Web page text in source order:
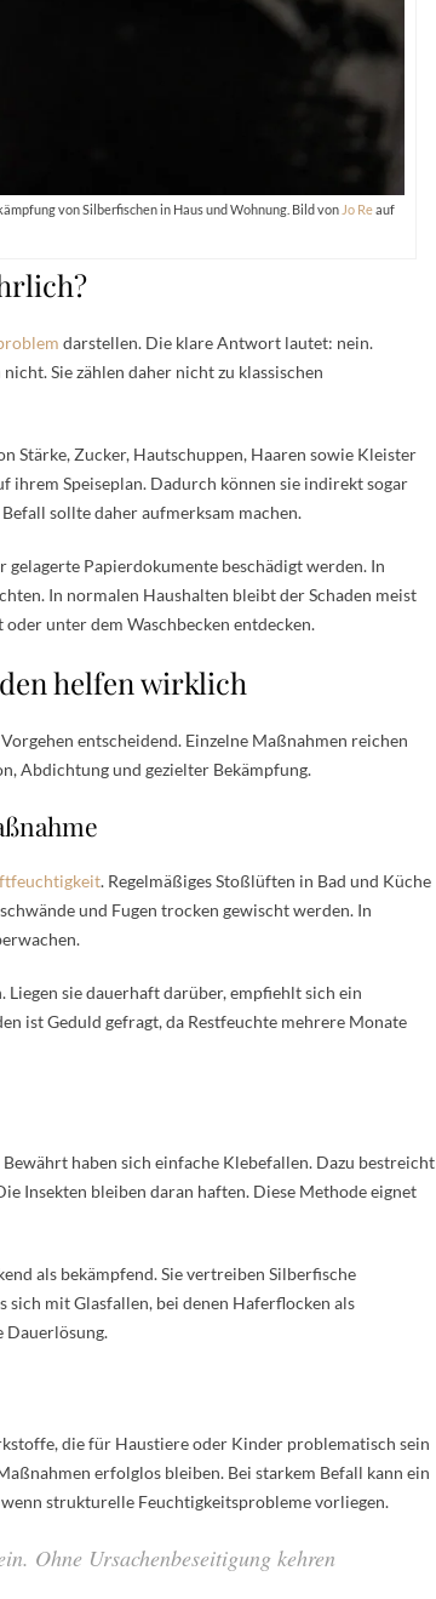
von Silberfischen in Haus und Wohnung. Bild von Jo Reauf
darstellen. Die klare Antwort lautet: nein.
Sie zählen daher nicht zu klassischen
Stärke, Zucker, Hautschuppen, Haaren sowie Kleister
ihrem Speiseplan. Dadurch können sie indirekt sogar
sollte daher aufmerksam machen.
Papierdokumente beschädigt werden. In
In normalen Haushalten bleibt der Schaden meist
unter dem Waschbecken entdecken.
helfen wirklich
entscheidend. Einzelne Maßnahmen reichen
Abdichtung und gezielter Bekämpfung.
. Regelmäßiges Stoßlüften in Bad und Küche
und Fugen trocken gewischt werden. In
sie dauerhaft darüber, empfiehlt sich ein
ist Geduld gefragt, da Restfeuchte mehrere Monate
haben sich einfache Klebefallen. Dazu bestreicht
Insekten bleiben daran haften. Diese Methode eignet
als bekämpfend. Sie vertreiben Silberfische
mit Glasfallen, bei denen Haferflocken als
Dauerlösung.
die für Haustiere oder Kinder problematisch sein
erfolglos bleiben. Bei starkem Befall kann ein
strukturelle Feuchtigkeitsprobleme vorliegen.
Ohne Ursachenbeseitigung kehren